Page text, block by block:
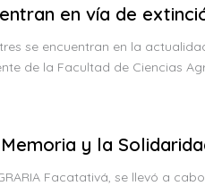
en vía de
se encuentran en la
de la Facultad de Ciencias
y la
Facatativá, se llevó a